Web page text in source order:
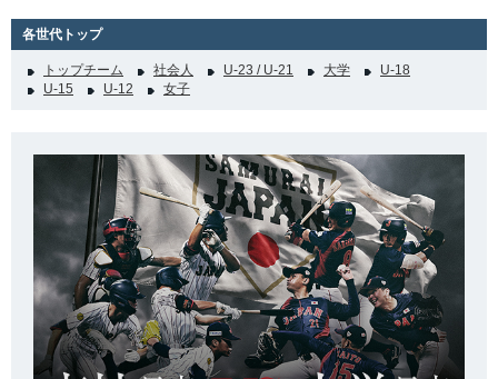
各世代トップ
トップチーム 社会人 U-23 / U-21 大学
U-18
U-15
U-12 女子